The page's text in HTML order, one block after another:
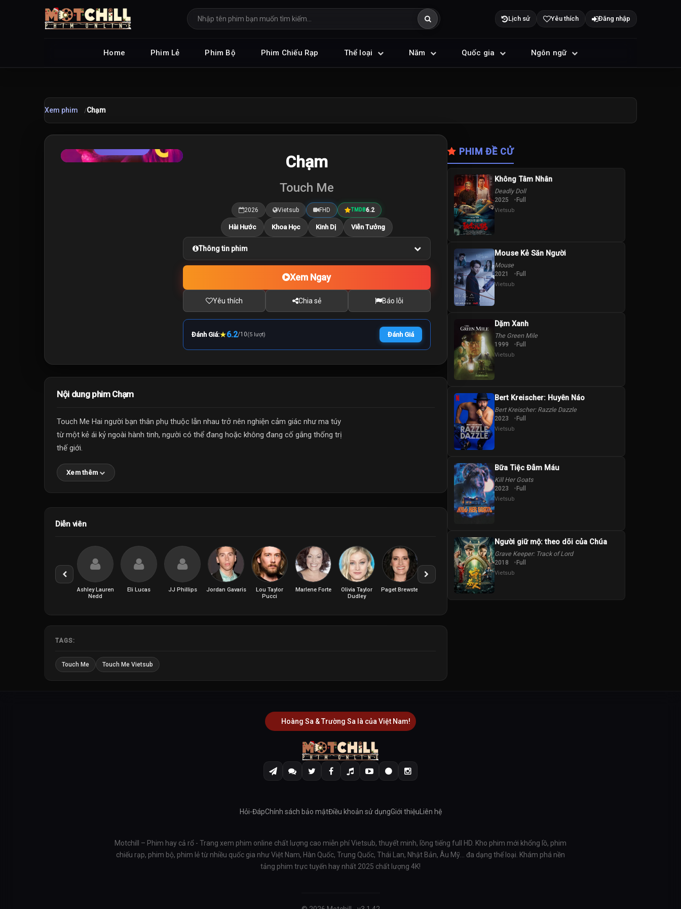
Lịch sử Yêu thích Đăng nhập
Home Phim Lẻ Phim Bộ Phim Chiếu Rạp Thể loại Năm Quốc gia Ngôn ngữ
Xem phim Chạm
6.2 /10 Chạm
Touch Me
2026 Vietsub FHD TMDB6.2
Hài Hước Khoa Học Kinh Dị Viễn Tưởng
Thông tin phim
Xem Ngay
Yêu thích Chia sẻ Báo lỗi
Đánh Giá:★6.2/10(5 lượt) Đánh Giá
Nội dung phim Chạm
Touch Me Hai người bạn thân phụ thuộc lẫn nhau trở nên nghiện cảm giác như ma túy
từ một kẻ ái kỷ ngoài hành tinh, người có thể đang hoặc không đang cố gắng thống trị
thế giới.
Xem thêm
Diễn viên
Ashley Lauren
Nedd
Eli Lucas JJ Phillips Jordan Gavaris
Lou Taylor
Pucci
Marlene Forte
Olivia Taylor
Dudley
Paget Brewster
TAGS:
Touch Me Touch Me Vietsub
PHIM ĐỀ CỬ
Không Tâm Nhân
Deadly Doll
2025 Full
Vietsub
Mouse Kẻ Săn Người
Mouse
2021 Full
Vietsub
Dặm Xanh
The Green Mile
1999 Full
Vietsub
Bert Kreischer: Huyên Náo
Bert Kreischer: Razzle Dazzle
2023 Full
Vietsub
Bữa Tiệc Đẫm Máu
Kill Her Goats
2023 Full
Vietsub
Người giữ mộ: theo dõi của Chúa
Grave Keeper: Track of Lord
2018 Full
Vietsub
Hoàng Sa & Trường Sa là của Việt Nam!
Hỏi-ĐápChính sách bảo mậtĐiều khoản sử dụngGiới thiệuLiên hệ
Motchill – Phim hay cả rổ - Trang xem phim online chất lượng cao miễn phí Vietsub, thuyết minh, lồng tiếng full HD. Kho phim mới khổng lồ, phim
chiếu rạp, phim bộ, phim lẻ từ nhiều quốc gia như Việt Nam, Hàn Quốc, Trung Quốc, Thái Lan, Nhật Bản, Âu Mỹ… đa dạng thể loại. Khám phá nền
tảng phim trực tuyến hay nhất 2025 chất lượng 4K!